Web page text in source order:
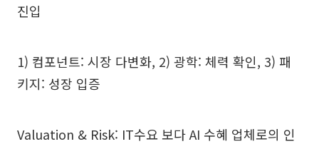
진입
1) 컴포넌트: 시장 다변화, 2) 광학: 체력 확인, 3) 패
키지: 성장 입증
Valuation & Risk: IT수요 보다 AI 수혜 업체로의 인